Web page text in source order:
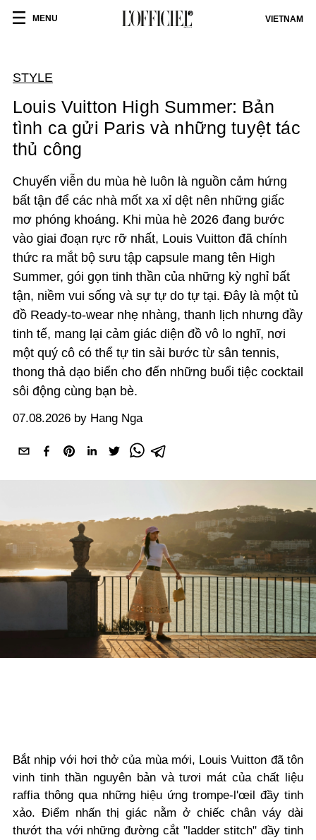
MENU VIETNAM
STYLE
Louis Vuitton High Summer: Bản
tình ca gửi Paris và những tuyệt tác
thủ công
Chuyến viễn du mùa hè luôn là nguồn cảm hứng
bất tận để các nhà mốt xa xỉ dệt nên những giấc
mơ phóng khoáng. Khi mùa hè 2026 đang bước
vào giai đoạn rực rỡ nhất, Louis Vuitton đã chính
thức ra mắt bộ sưu tập capsule mang tên High
Summer, gói gọn tinh thần của những kỳ nghỉ bất
tận, niềm vui sống và sự tự do tự tại. Đây là một tủ
đồ Ready-to-wear nhẹ nhàng, thanh lịch nhưng đầy
tinh tế, mang lại cảm giác diện đồ vô lo nghĩ, nơi
một quý cô có thể tự tin sải bước từ sân tennis,
thong thả dạo biển cho đến những buổi tiệc cocktail
sôi động cùng bạn bè.
07.08.2026 by Hang Nga
Bắt nhịp với hơi thở của mùa mới, Louis Vuitton đã tôn
vinh tinh thần nguyên bản và tươi mát của chất liệu
raffia thông qua những hiệu ứng trompe-l'œil đầy tinh
xảo. Điểm nhấn thị giác nằm ở chiếc chân váy dài
thướt tha với những đường cắt "ladder stitch" đầy tinh